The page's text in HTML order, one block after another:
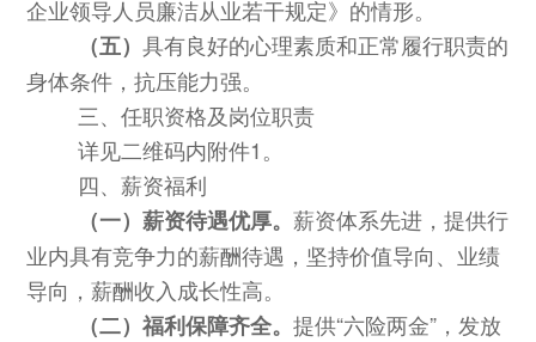
企业领导人员廉洁从业若干规定》的情形。
（五）具有良好的心理素质和正常履行职责的
身体条件，抗压能力强。
三、任职资格及岗位职责
详见二维码内附件1。
四、薪资福利
（一）薪资待遇优厚。薪资体系先进，提供行
业内具有竞争力的薪酬待遇，坚持价值导向、业绩
导向，薪酬收入成长性高。
（二）福利保障齐全。提供“六险两金”，发放